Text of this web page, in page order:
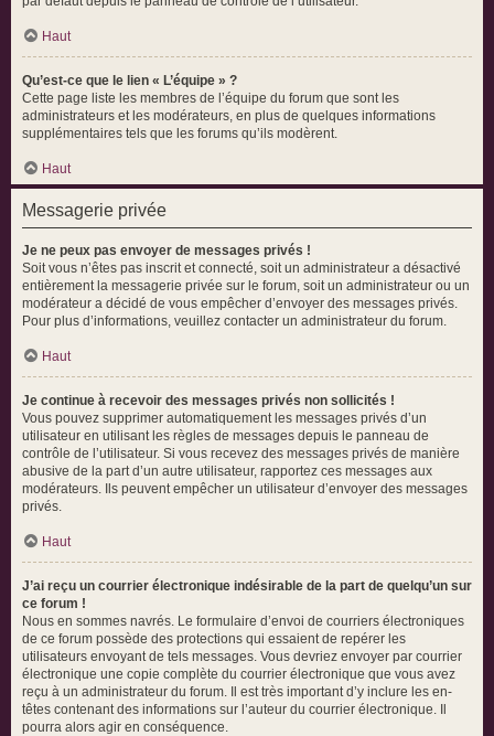
Haut
Qu’est-ce que le lien « L’équipe » ?
Cette page liste les membres de l’équipe du forum que sont les
administrateurs et les modérateurs, en plus de quelques informations
supplémentaires tels que les forums qu’ils modèrent.
Haut
Messagerie privée
Je ne peux pas envoyer de messages privés !
Soit vous n’êtes pas inscrit et connecté, soit un administrateur a désactivé
entièrement la messagerie privée sur le forum, soit un administrateur ou un
modérateur a décidé de vous empêcher d’envoyer des messages privés.
Pour plus d’informations, veuillez contacter un administrateur du forum.
Haut
Je continue à recevoir des messages privés non sollicités !
Vous pouvez supprimer automatiquement les messages privés d’un
utilisateur en utilisant les règles de messages depuis le panneau de
contrôle de l’utilisateur. Si vous recevez des messages privés de manière
abusive de la part d’un autre utilisateur, rapportez ces messages aux
modérateurs. Ils peuvent empêcher un utilisateur d’envoyer des messages
privés.
Haut
J’ai reçu un courrier électronique indésirable de la part de quelqu’un sur
ce forum !
Nous en sommes navrés. Le formulaire d’envoi de courriers électroniques
de ce forum possède des protections qui essaient de repérer les
utilisateurs envoyant de tels messages. Vous devriez envoyer par courrier
électronique une copie complète du courrier électronique que vous avez
reçu à un administrateur du forum. Il est très important d’y inclure les en-
têtes contenant des informations sur l’auteur du courrier électronique. Il
pourra alors agir en conséquence.